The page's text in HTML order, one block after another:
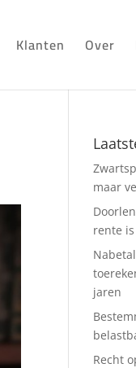
Klanten Over
maar
rente
jaren
Recht